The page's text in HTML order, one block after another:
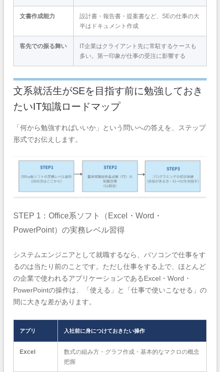
文書作成能力
設計書・報告書・提案書など、SEの仕事の大
半はドキュメント作成
客先での振る舞い
IT企業はクライアント先に常駐するケースも
多い。第一印象が仕事の受注に影響する
文系就活生がSEを目指す前に勉強しておき
たいIT知識ロードマップ
「何から勉強すればいいか」という問いへの答えを、ステップ
形式でお伝えします。
STEP 1：Office系ソフト（Excel・Word・
PowerPoint）の実務レベル習得
システムエンジニアとして就職するなら、パソコンで仕事をす
るのは当たり前のことです。ただし仕事をする上で、ほとんど
の企業で使われるアプリケーションであるExcel・Word・
PowerPointの操作は、「使える」と「仕事で使いこなせる」の
間に大きな差があります。
アプリ 入社前に身につけておきたい操作
Excel
数式の組み方・グラフ作成・基本的なマクロの概念
把握